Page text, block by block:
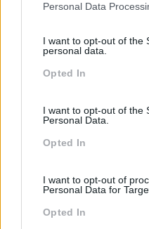
Please note that this
not limited to your visit or
grant or deny consent to
use your data for below
Personal Data
I want to opt-out of the
personal data.
Opted In
I want to opt-out of the
Personal Data.
Opted In
I want to opt-out of
Personal Data for
Opted In
Aprendizagem
Artigo De Opinião
Comunicação
Cultura
Desenvolvimento De
Entrevista